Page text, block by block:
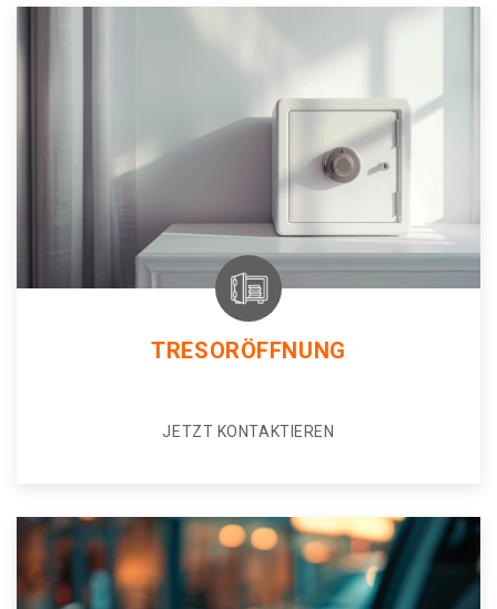
TRESORÖFFNUNG
JETZT KONTAKTIEREN